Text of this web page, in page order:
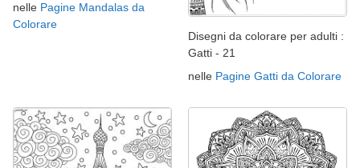
nelle Pagine Mandalas da
Colorare
Disegni da colorare per adulti :
Gatti - 21
nelle Pagine Gatti da Colorare